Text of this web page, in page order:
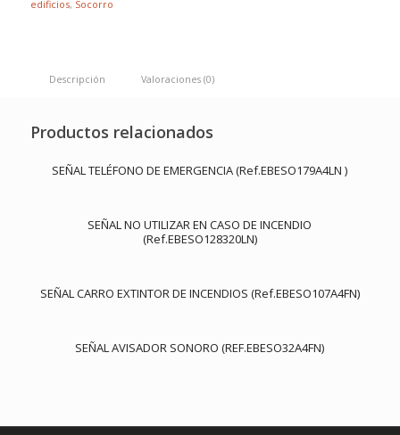
edificios, Socorro
Descripción Valoraciones (0)
Productos relacionados
SEÑAL TELÉFONO DE EMERGENCIA (Ref.EBESO179A4LN )
SEÑAL NO UTILIZAR EN CASO DE INCENDIO
(Ref.EBESO128320LN)
SEÑAL CARRO EXTINTOR DE INCENDIOS (Ref.EBESO107A4FN)
SEÑAL AVISADOR SONORO (REF.EBESO32A4FN)